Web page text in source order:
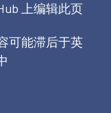
上编辑此页
可能滞后于英